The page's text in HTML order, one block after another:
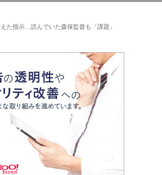
た指示…読んでいた森保監督も「課題」